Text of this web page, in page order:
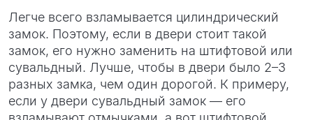
Легче всего взламывается цилиндрический
замок. Поэтому, если в двери стоит такой
замок, его нужно заменить на штифтовой или
сувальдный. Лучше, чтобы в двери было 2–3
разных замка, чем один дорогой. К примеру,
если у двери сувальдный замок — его